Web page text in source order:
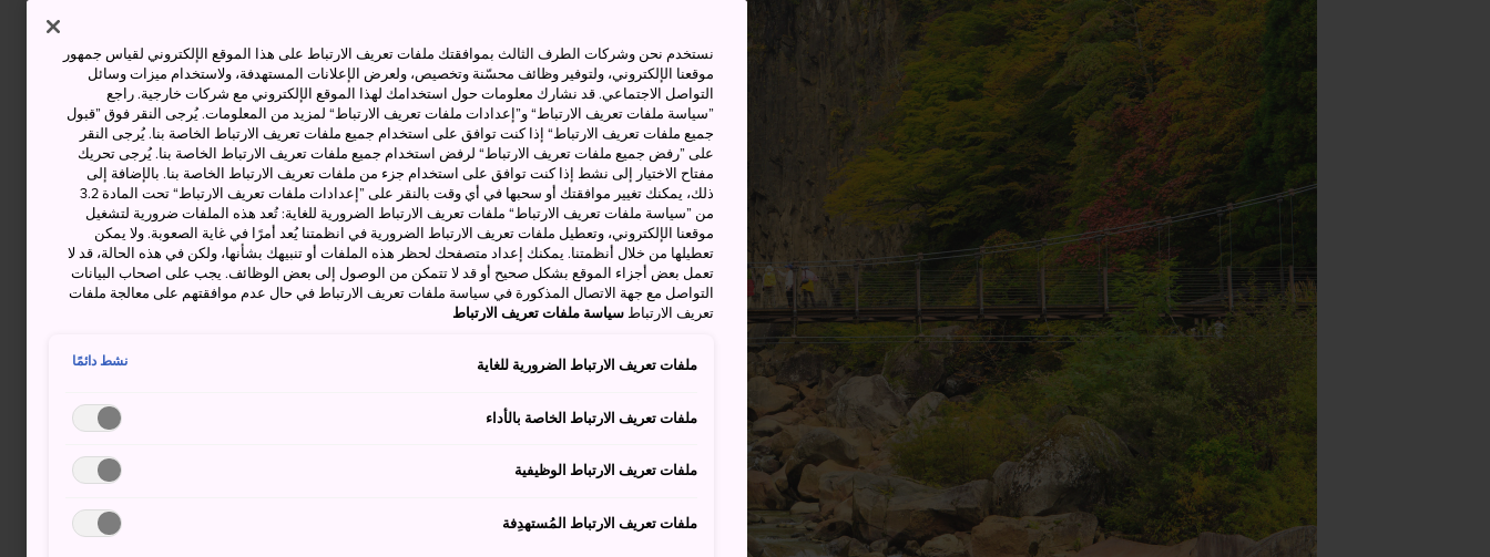
نستخدم نحن وشركات الطرف الثالث بموافقتك ملفات تعريف الارتباط على هذا الموقع الإلكتروني لقياس جمهور
موقعنا الإلكتروني، ولتوفير وظائف محسّنة وتخصيص، ولعرض الإعلانات المستهدفة، ولاستخدام ميزات وسائل
التواصل الاجتماعي. قد نشارك معلومات حول استخدامك لهذا الموقع الإلكتروني مع شركات خارجية. راجع
”سياسة ملفات تعريف الارتباط“ و”إعدادات ملفات تعريف الارتباط“ لمزيد من المعلومات. يُرجى النقر فوق ”قبول
جميع ملفات تعريف الارتباط“ إذا كنت توافق على استخدام جميع ملفات تعريف الارتباط الخاصة بنا. يُرجى النقر
على ”رفض جميع ملفات تعريف الارتباط“ لرفض استخدام جميع ملفات تعريف الارتباط الخاصة بنا. يُرجى تحريك
مفتاح الاختيار إلى نشط إذا كنت توافق على استخدام جزء من ملفات تعريف الارتباط الخاصة بنا. بالإضافة إلى
ذلك، يمكنك تغيير موافقتك أو سحبها في أي وقت بالنقر على ”إعدادات ملفات تعريف الارتباط“ تحت المادة 3.2
من ”سياسة ملفات تعريف الارتباط“ ملفات تعريف الارتباط الضرورية للغاية: تُعد هذه الملفات ضرورية لتشغيل
موقعنا الإلكتروني، وتعطيل ملفات تعريف الارتباط الضرورية في انظمتنا يُعد أمرًا في غاية الصعوبة. ولا يمكن
تعطيلها من خلال أنظمتنا. يمكنك إعداد متصفحك لحظر هذه الملفات أو تنبيهك بشأنها، ولكن في هذه الحالة، قد لا
تعمل بعض أجزاء الموقع بشكل صحيح أو قد لا تتمكن من الوصول إلى بعض الوظائف. يجب على اصحاب البيانات
التواصل مع جهة الاتصال المذكورة في سياسة ملفات تعريف الارتباط في حال عدم موافقتهم على معالجة ملفات
تعريف الارتباط سياسة ملفات تعريف الارتباط
ملفات تعريف الارتباط الضرورية للغاية نشط دائمًا
ملفات تعريف الارتباط الخاصة بالأداء
ملفات تعريف الارتباط الوظيفية
ملفات تعريف الارتباط المُستهدِفة